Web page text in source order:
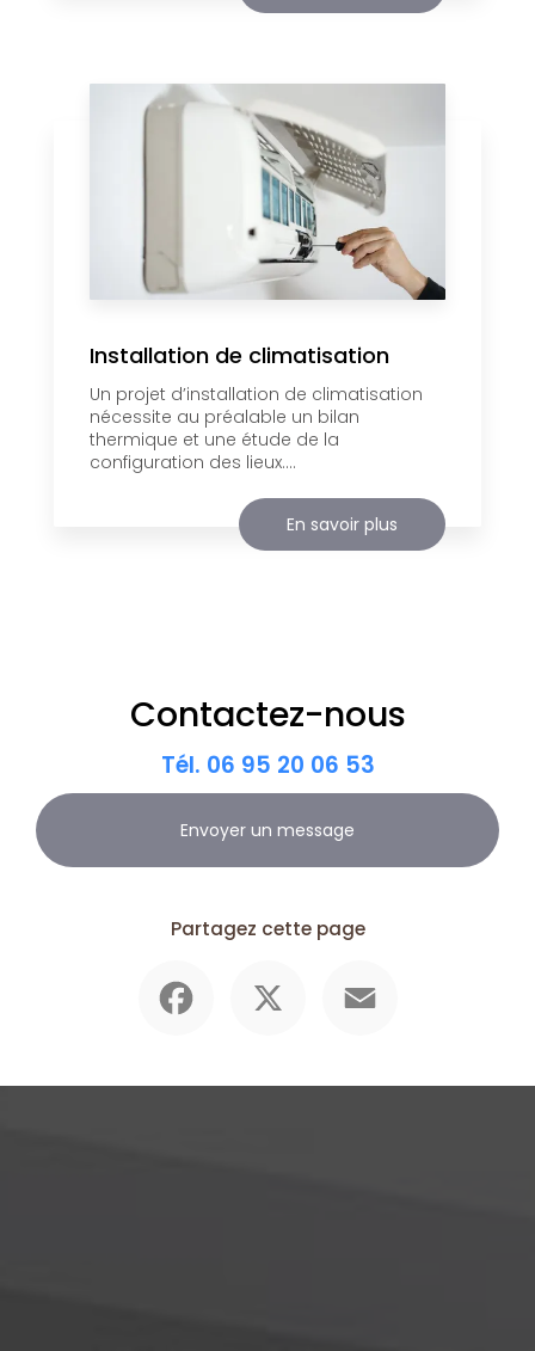
Installation de climatisation
Un projet d’installation de climatisation
nécessite au préalable un bilan
thermique et une étude de la
configuration des lieux....
En savoir plus
Contactez-nous
Tél. 06 95 20 06 53
Envoyer un message
Partagez cette page